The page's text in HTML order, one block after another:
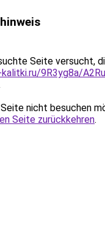
Seite versucht,
9R3yg8a/
nicht besuchen
Seite zurückkehren.